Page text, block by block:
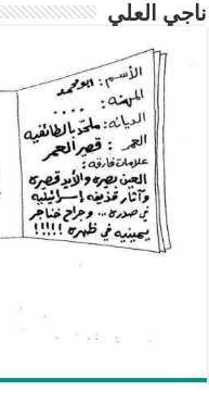
ناجي العلي